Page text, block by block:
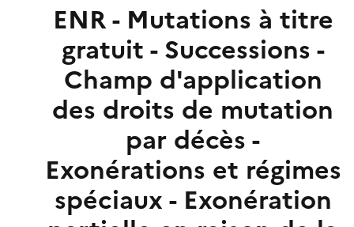
ENR - Mutations à titre
gratuit - Successions -
Champ d'application
des droits de mutation
par décès -
Exonérations et régimes
spéciaux - Exonération